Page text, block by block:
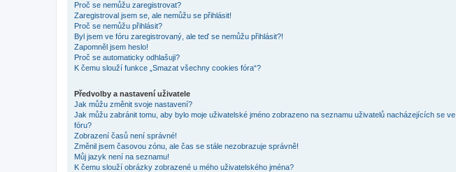
Proč se nemůžu zaregistrovat?
Zaregistroval jsem se, ale nemůžu se přihlásit!
Proč se nemůžu přihlásit?
Byl jsem ve fóru zaregistrovaný, ale teď se nemůžu přihlásit?!
Zapomněl jsem heslo!
Proč se automaticky odhlašuji?
K čemu slouží funkce „Smazat všechny cookies fóra“?
Předvolby a nastavení uživatele
Jak můžu změnit svoje nastavení?
Jak můžu zabránit tomu, aby bylo moje uživatelské jméno zobrazeno na seznamu uživatelů nacházejících se ve
fóru?
Zobrazení časů není správné!
Změnil jsem časovou zónu, ale čas se stále nezobrazuje správně!
Můj jazyk není na seznamu!
K čemu slouží obrázky zobrazené u mého uživatelského jména?